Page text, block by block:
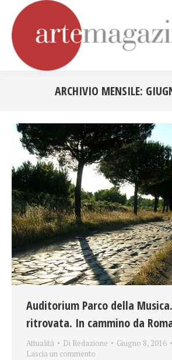
ARCHIVIO MENSILE:
Auditorium Parco della Musica.
ritrovata. In cammino da
Attualità Di Redazione
Giugno 8, 2016
Lascia un commento